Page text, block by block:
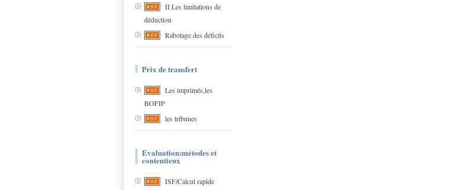
II Les limitations de
déduction
Rabotage des déficits
Prix de transfert
Les imprimés,les
BOFIP
les tribunes
Evaluation:métodes et
contentieux
ISF/Calcul rapide